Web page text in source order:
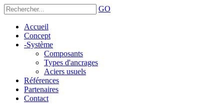
GO
Accueil
Concept
-Système
Composants
Types d'ancrages
Aciers usuels
Références
Partenaires
Contact